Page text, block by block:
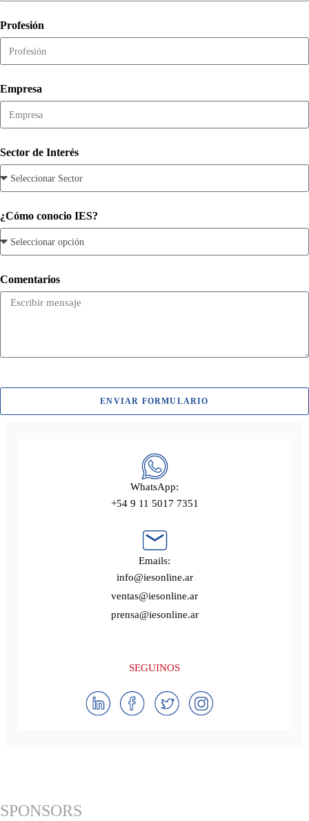
Profesión
Empresa
Sector de Interés
¿Cómo conocio IES?
Comentarios
ENVIAR FORMULARIO
WhatsApp:
+54 9 11 5017 7351
Emails:
info@iesonline.ar
ventas@iesonline.ar
prensa@iesonline.ar
SEGUINOS
SPONSORS